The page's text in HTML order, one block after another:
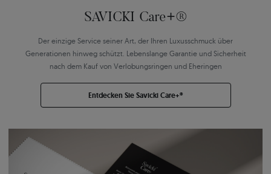
SAVICKI Care+®
Der einzige Service seiner Art, der Ihren Luxusschmuck über
Generationen hinweg schützt. Lebenslange Garantie und Sicherheit
nach dem Kauf von Verlobungsringen und Eheringen
Entdecken Sie Savicki Care+®